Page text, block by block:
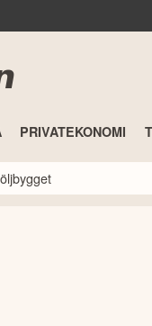
PRIVATEKONOMI